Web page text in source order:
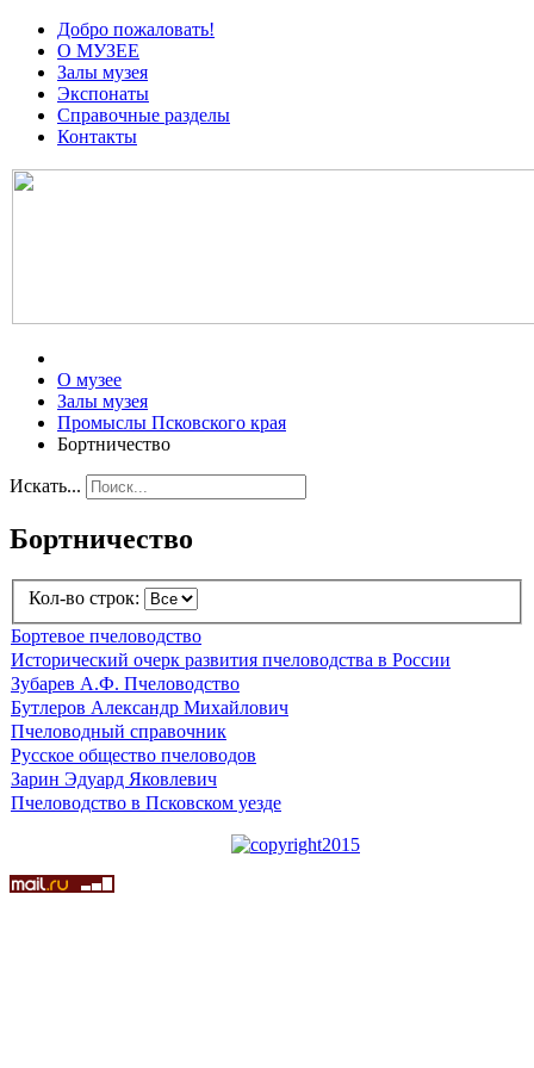
Добро пожаловать!
О МУЗЕЕ
Залы музея
Экспонаты
Справочные разделы
Контакты
О музее
Залы музея
Промыслы Псковского края
Бортничество
Искать...
Бортничество
Кол-во строк:
Бортевое пчеловодство
Исторический очерк развития пчеловодства в России
Зубарев А.Ф. Пчеловодство
Бутлеров Александр Михайлович
Пчеловодный справочник
Русское общество пчеловодов
Зарин Эдуард Яковлевич
Пчеловодство в Псковском уезде